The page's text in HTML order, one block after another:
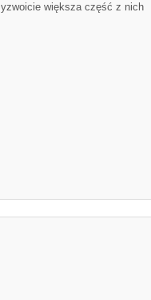
większa część z nich